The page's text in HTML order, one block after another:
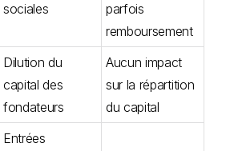
sociales
parfois
remboursement
Dilution du
capital des
fondateurs
Aucun impact
sur la répartition
du capital
Entrées